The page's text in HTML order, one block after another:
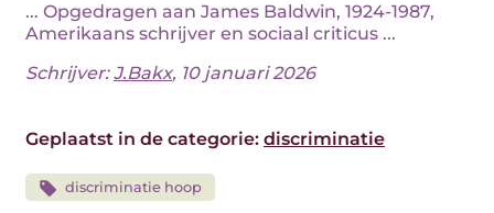
... Opgedragen aan James Baldwin, 1924-1987,
Amerikaans schrijver en sociaal criticus ...
Schrijver:J.Bakx, 10 januari 2026
Geplaatst in de categorie: discriminatie
discriminatie hoop